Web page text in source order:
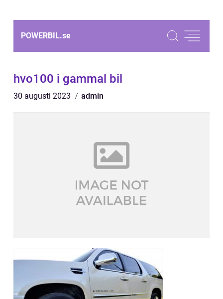
POWERBIL.se
hvo100 i gammal bil
30 augusti 2023 admin